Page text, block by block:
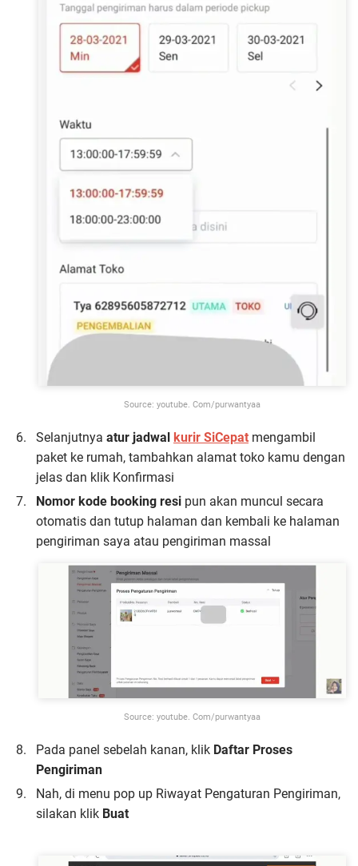
Source: youtube. Com/purwantyaa
Selanjutnya atur jadwal kurir SiCepat mengambil
paket ke rumah, tambahkan alamat toko kamu dengan
jelas dan klik Konfirmasi
Nomor kode booking resi pun akan muncul secara
otomatis dan tutup halaman dan kembali ke halaman
pengiriman saya atau pengiriman massal
Source: youtube. Com/purwantyaa
Pada panel sebelah kanan, klik Daftar Proses
Pengiriman
Nah, di menu pop up Riwayat Pengaturan Pengiriman,
silakan klik Buat